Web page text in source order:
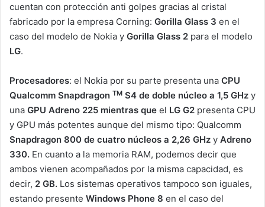
cuentan con protección anti golpes gracias al cristal
fabricado por la empresa Corning: Gorilla Glass 3 en el
caso del modelo de Nokia y Gorilla Glass 2 para el modelo
LG.
Procesadores: el Nokia por su parte presenta una CPU
Qualcomm Snapdragon TM S4 de doble núcleo a 1,5 GHz y
una GPU Adreno 225 mientras que el LG G2 presenta CPU
y GPU más potentes aunque del mismo tipo: Qualcomm
Snapdragon 800 de cuatro núcleos a 2,26 GHz y Adreno
330. En cuanto a la memoria RAM, podemos decir que
ambos vienen acompañados por la misma capacidad, es
decir, 2 GB. Los sistemas operativos tampoco son iguales,
estando presente Windows Phone 8 en el caso del